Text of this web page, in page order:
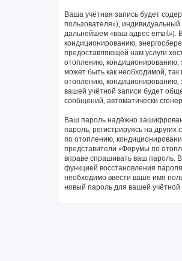
Ваша учётная запись будет
пользователя»),
дальнейшем «ваш адрес email»).
кондиционированию,
предоставляющей нам услуги
отоплению, кондиционированию,
может быть как необходимой,
отоплению, кондиционированию,
вашей учётной записи будет
сообщений, автоматически
Ваш пароль надёжно
пароль, регистрируясь на
по отоплению,
представители «Форумы по
вправе спрашивать ваш пароль.
функцией восстановления
необходимо ввести ваше имя
новый пароль для вашей учётной